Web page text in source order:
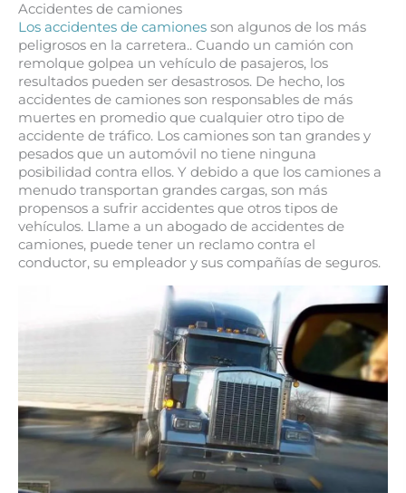
Accidentes de camiones
Los accidentes de camiones son algunos de los más
peligrosos en la carretera.. Cuando un camión con
remolque golpea un vehículo de pasajeros, los
resultados pueden ser desastrosos. De hecho, los
accidentes de camiones son responsables de más
muertes en promedio que cualquier otro tipo de
accidente de tráfico. Los camiones son tan grandes y
pesados ​​que un automóvil no tiene ninguna
posibilidad contra ellos. Y debido a que los camiones a
menudo transportan grandes cargas, son más
propensos a sufrir accidentes que otros tipos de
vehículos. Llame a un abogado de accidentes de
camiones, puede tener un reclamo contra el
conductor, su empleador y sus compañías de seguros.